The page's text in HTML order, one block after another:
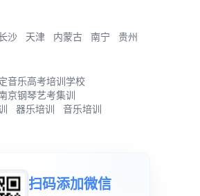
沙 天津 内蒙古 南宁
贵州
音乐高考培训学校
京钢琴艺考集训
器乐培训
音乐培训
扫码添加微信